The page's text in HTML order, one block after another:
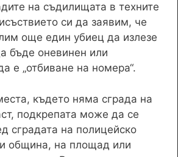
на съдилищата в техните
си да заявим, че
още един убиец да излезе
бъде оневинен или
е „отбиване на номера“.
където няма сграда на
подкрепата може да се
сградата на полицейско
община, на площад или